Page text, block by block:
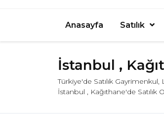
Anasayfa Satılık
İstanbul ,
Türkiye'de Satılık
İstanbul , Kağıthane'de